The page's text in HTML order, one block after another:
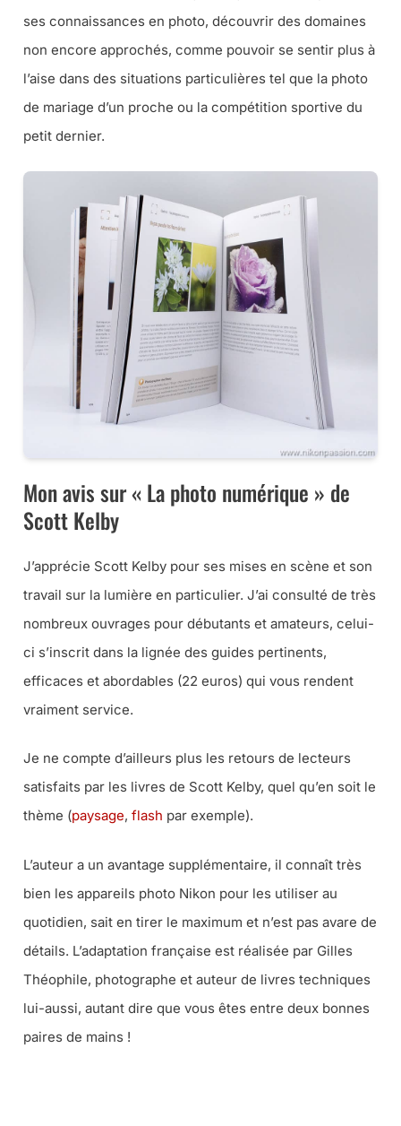
ses connaissances en photo, découvrir des domaines
non encore approchés, comme pouvoir se sentir plus à
l’aise dans des situations particulières tel que la photo
de mariage d’un proche ou la compétition sportive du
petit dernier.
Mon avis sur « La photo numérique » de
Scott Kelby
J’apprécie Scott Kelby pour ses mises en scène et son
travail sur la lumière en particulier. J’ai consulté de très
nombreux ouvrages pour débutants et amateurs, celui-
ci s’inscrit dans la lignée des guides pertinents,
efficaces et abordables (22 euros) qui vous rendent
vraiment service.
Je ne compte d’ailleurs plus les retours de lecteurs
satisfaits par les livres de Scott Kelby, quel qu’en soit le
thème (paysage, flash par exemple).
L’auteur a un avantage supplémentaire, il connaît très
bien les appareils photo Nikon pour les utiliser au
quotidien, sait en tirer le maximum et n’est pas avare de
détails. L’adaptation française est réalisée par Gilles
Théophile, photographe et auteur de livres techniques
lui-aussi, autant dire que vous êtes entre deux bonnes
paires de mains !